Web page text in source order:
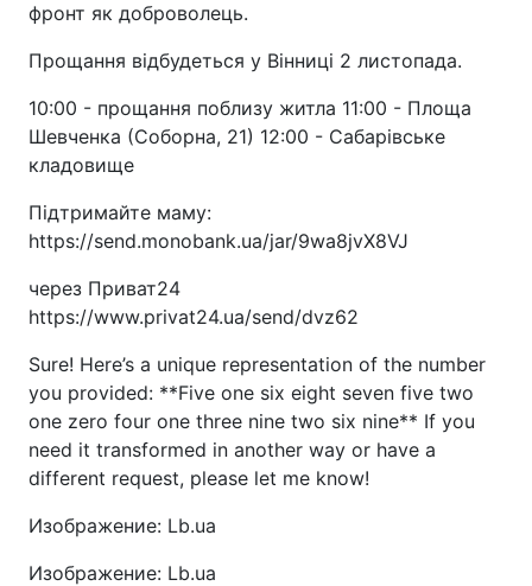
фронт як доброволець.
Прощання відбудеться у Вінниці 2 листопада.
10:00 - прощання поблизу житла 11:00 - Площа
Шевченка (Соборна, 21) 12:00 - Сабарівське
кладовище
Підтримайте маму:
https://send.monobank.ua/jar/9wa8jvX8VJ
через Приват24
https://www.privat24.ua/send/dvz62
Sure! Here’s a unique representation of the number
you provided: **Five one six eight seven five two
one zero four one three nine two six nine** If you
need it transformed in another way or have a
different request, please let me know!
Изображение: Lb.ua
Изображение: Lb.ua